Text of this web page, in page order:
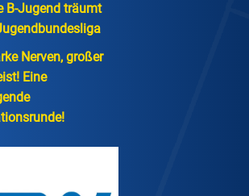
B-Jugend träumt
Nerven, großer
Eine